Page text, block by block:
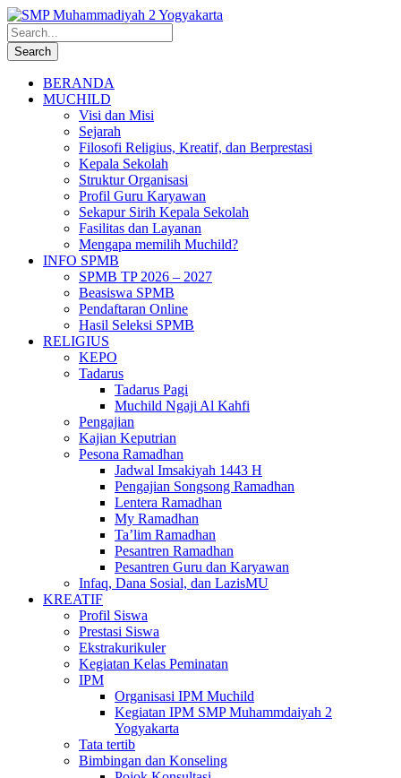
BERANDA
MUCHILD
Visi dan Misi
Sejarah
Filosofi Religius, Kreatif, dan Berprestasi
Kepala Sekolah
Struktur Organisasi
Profil Guru Karyawan
Sekapur Sirih Kepala Sekolah
Fasilitas dan Layanan
Mengapa memilih Muchild?
INFO SPMB
SPMB TP 2026 – 2027
Beasiswa SPMB
Pendaftaran Online
Hasil Seleksi SPMB
RELIGIUS
KEPO
Tadarus
Tadarus Pagi
Muchild Ngaji Al Kahfi
Pengajian
Kajian Keputrian
Pesona Ramadhan
Jadwal Imsakiyah 1443 H
Pengajian Songsong Ramadhan
Lentera Ramadhan
My Ramadhan
Ta’lim Ramadhan
Pesantren Ramadhan
Pesantren Guru dan Karyawan
Infaq, Dana Sosial, dan LazisMU
KREATIF
Profil Siswa
Prestasi Siswa
Ekstrakurikuler
Kegiatan Kelas Peminatan
IPM
Organisasi IPM Muchild
Kegiatan IPM SMP Muhammdaiyah 2
Yogyakarta
Tata tertib
Bimbingan dan Konseling